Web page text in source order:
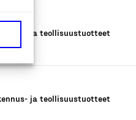
ja teollisuustuotteet
ja teollisuustuotteet